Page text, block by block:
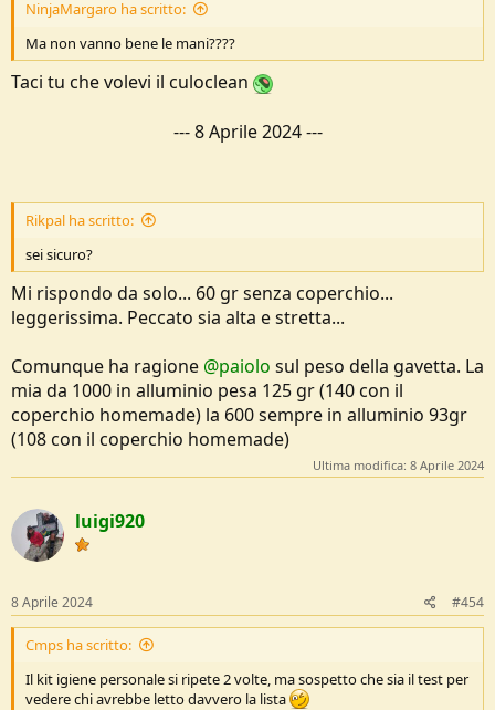
NinjaMargaro ha scritto:
Ma non vanno bene le mani????
Taci tu che volevi il culoclean
---8 Aprile 2024---
Rikpal ha scritto:
sei sicuro?
Mi rispondo da solo... 60 gr senza coperchio...
leggerissima. Peccato sia alta e stretta...
Comunque ha ragione @paiolo sul peso della gavetta. La
mia da 1000 in alluminio pesa 125 gr (140 con il
coperchio homemade) la 600 sempre in alluminio 93gr
(108 con il coperchio homemade)
Ultima modifica: 8 Aprile 2024
luigi920
8 Aprile 2024 #454
Cmps ha scritto:
Il kit igiene personale si ripete 2 volte, ma sospetto che sia il test per
vedere chi avrebbe letto davvero la lista